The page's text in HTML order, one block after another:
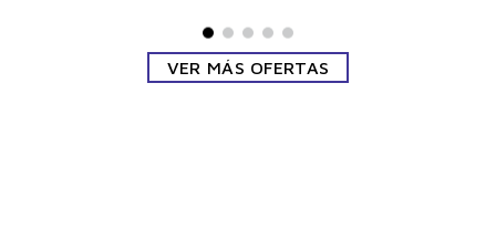
VER MÁS OFERTAS